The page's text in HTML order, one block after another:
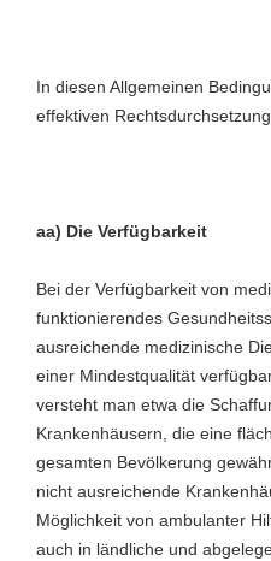
In diesen Allgemeinen
effektiven
aa) Die Verfügbarkeit
Bei der Verfügbarkeit von
funktionierendes
ausreichende medizinische
einer Mindestqualität
versteht man etwa die
Krankenhäusern, die eine
gesamten Bevölkerung
nicht ausreichende
Möglichkeit von ambulanter
auch in ländliche und